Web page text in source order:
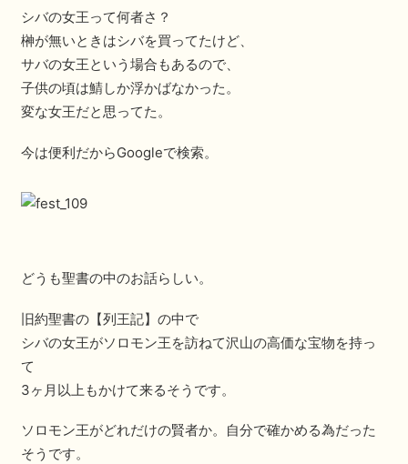
シバの女王って何者さ？
榊が無いときはシバを買ってたけど、
サバの女王という場合もあるので、
子供の頃は鯖しか浮かばなかった。
変な女王だと思ってた。
今は便利だからGoogleで検索。
どうも聖書の中のお話らしい。
旧約聖書の【列王記】の中で
シバの女王がソロモン王を訪ねて沢山の高価な宝物を持っ
て
3ヶ月以上もかけて来るそうです。
ソロモン王がどれだけの賢者か。自分で確かめる為だった
そうです。